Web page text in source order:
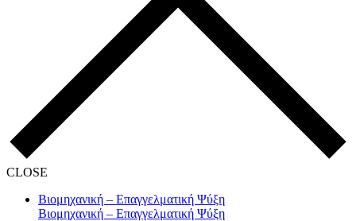
CLOSE
Βιομηχανική – Επαγγελματική Ψύξη
Βιομηχανική – Επαγγελματική Ψύξη